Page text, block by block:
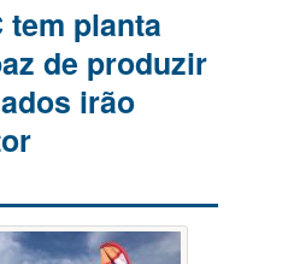
tem planta
de produzir
irão